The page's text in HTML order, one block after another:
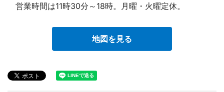
営業時間は11時30分～18時。月曜・火曜定休。
地図を見る